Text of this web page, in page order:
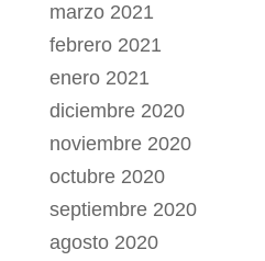
marzo 2021
febrero 2021
enero 2021
diciembre 2020
noviembre 2020
octubre 2020
septiembre 2020
agosto 2020